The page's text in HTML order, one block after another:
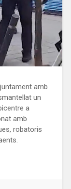
amb
un
a
amb
robatoris